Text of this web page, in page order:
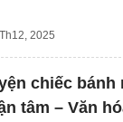
2025
chiếc bánh
tâm – Văn